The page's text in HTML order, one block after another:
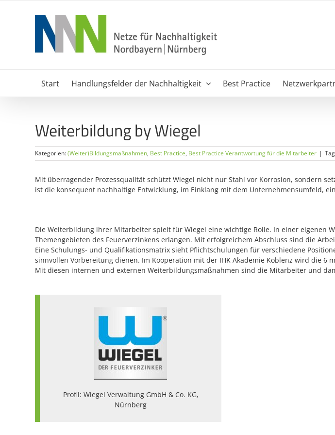
Start Handlungsfelder der Nachhaltigkeit Best Practice
Weiterbildung by Wiegel
Kategorien:(Weiter)Bildungsmaßnahmen, Best Practice, Best Practice Verantwortung für die Mitarbeiter |
Mit überragender Prozessqualität schützt Wiegel nicht nur Stahl vor Korrosion, sondern
ist die konsequent nachhaltige Entwicklung, im Einklang mit dem Unternehmensumfeld,
Die Weiterbildung ihrer Mitarbeiter spielt für Wiegel eine wichtige Rolle. In einer eigenen
Themengebieten des Feuerverzinkens erlangen. Mit erfolgreichem Abschluss sind die
Eine Schulungs- und Qualifikationsmatrix sieht Pflichtschulungen für verschiedene
sinnvollen Vorbereitung dienen. Im Kooperation mit der IHK Akademie Koblenz wird die 6
Mit diesen internen und externen Weiterbildungsmaßnahmen sind die Mitarbeiter und
Profil: Wiegel Verwaltung GmbH & Co. KG,
Nürnberg